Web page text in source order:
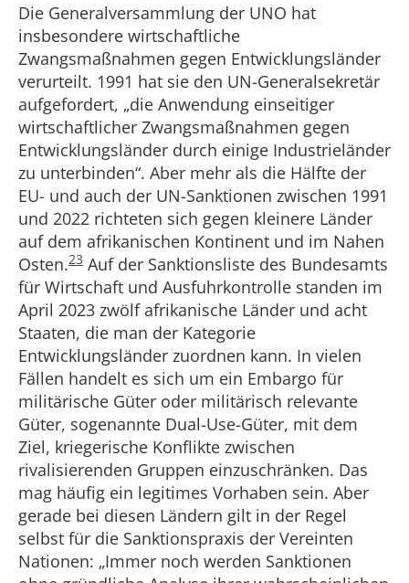
Die Generalversammlung der UNO hat
insbesondere wirtschaftliche
Zwangsmaßnahmen gegen Entwicklungsländer
verurteilt. 1991 hat sie den UN-Generalsekretär
aufgefordert, „die Anwendung einseitiger
wirtschaftlicher Zwangsmaßnahmen gegen
Entwicklungsländer durch einige Industrieländer
zu unterbinden“. Aber mehr als die Hälfte der
EU- und auch der UN-Sanktionen zwischen 1991
und 2022 richteten sich gegen kleinere Länder
auf dem afrikanischen Kontinent und im Nahen
Osten.23 Auf der Sanktionsliste des Bundesamts
für Wirtschaft und Ausfuhrkontrolle standen im
April 2023 zwölf afrikanische Länder und acht
Staaten, die man der Kategorie
Entwicklungsländer zuordnen kann. In vielen
Fällen handelt es sich um ein Embargo für
militärische Güter oder militärisch relevante
Güter, sogenannte Dual-Use-Güter, mit dem
Ziel, kriegerische Konflikte zwischen
rivalisierenden Gruppen einzuschränken. Das
mag häufig ein legitimes Vorhaben sein. Aber
gerade bei diesen Ländern gilt in der Regel
selbst für die Sanktionspraxis der Vereinten
Nationen: „Immer noch werden Sanktionen